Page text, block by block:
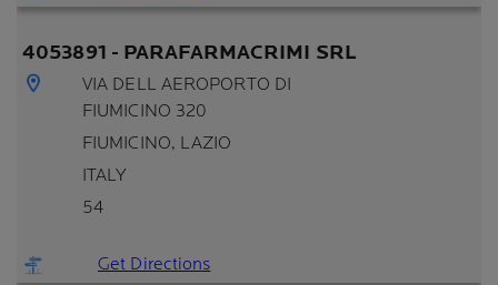
4053891 - PARAFARMACRIMI SRL
VIA DELL AEROPORTO DI
FIUMICINO 320
FIUMICINO, LAZIO
ITALY
54
Get Directions